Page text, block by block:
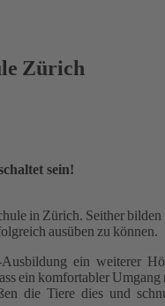
Zürich
sein!
in Zürich. Seither
ausüben zu können.
ein weiterer
ein komfortabler
die Tiere dies und